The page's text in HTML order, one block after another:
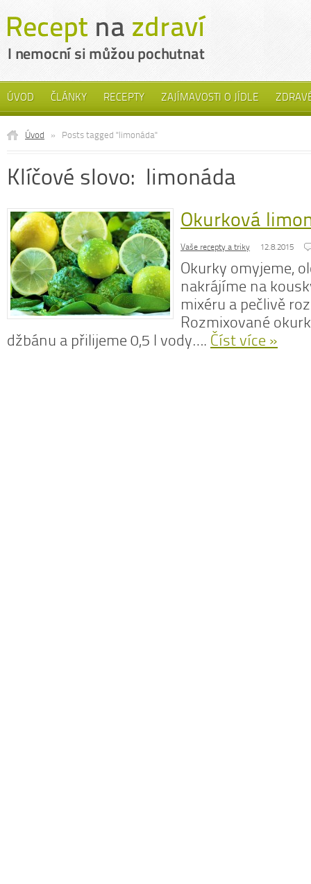
ÚVOD ČLÁNKY RECEPTY ZAJÍMAVOSTI O JÍDLE
Úvod » Posts tagged "limonáda"
Klíčové slovo: limonáda
Okurková
Vaše recepty a triky 12.8.2015
Okurky omyjeme,
nakrájíme na
mixéru a pečlivě
Rozmixované
džbánu a přilijeme 0,5 l vody…. Číst více »